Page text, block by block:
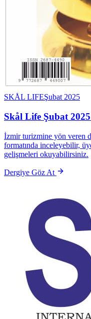
SKÅL LIFEŞubat 2025
Skål Life Şubat 2025
İzmir turizmine yön veren
formatında inceleyebilir,
gelişmeleri okuyabilirsiniz.
Dergiye Göz At